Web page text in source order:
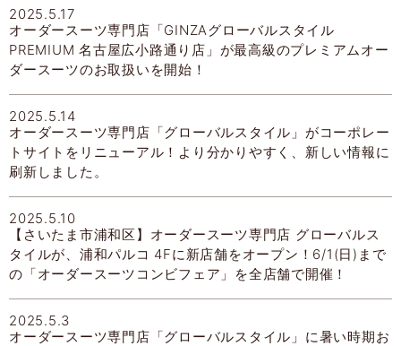
2025.5.17
オーダースーツ専門店「GINZAグローバルスタイル
PREMIUM 名古屋広小路通り店」が最高級のプレミアムオー
ダースーツのお取扱いを開始！
2025.5.14
オーダースーツ専門店「グローバルスタイル」がコーポレー
トサイトをリニューアル！より分かりやすく、新しい情報に
刷新しました。
2025.5.10
【さいたま市浦和区】オーダースーツ専門店 グローバルス
タイルが、浦和パルコ 4Fに新店舗をオープン！6/1(日)まで
の「オーダースーツコンビフェア」を全店舗で開催！
2025.5.3
オーダースーツ専門店「グローバルスタイル」に暑い時期お